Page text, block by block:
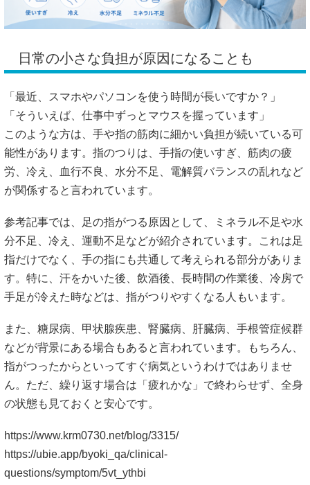
日常の小さな負担が原因になることも
「最近、スマホやパソコンを使う時間が長いですか？」
「そういえば、仕事中ずっとマウスを握っています」
このような方は、手や指の筋肉に細かい負担が続いている可
能性があります。指のつりは、手指の使いすぎ、筋肉の疲
労、冷え、血行不良、水分不足、電解質バランスの乱れなど
が関係すると言われています。
参考記事では、足の指がつる原因として、ミネラル不足や水
分不足、冷え、運動不足などが紹介されています。これは足
指だけでなく、手の指にも共通して考えられる部分がありま
す。特に、汗をかいた後、飲酒後、長時間の作業後、冷房で
手足が冷えた時などは、指がつりやすくなる人もいます。
また、糖尿病、甲状腺疾患、腎臓病、肝臓病、手根管症候群
などが背景にある場合もあると言われています。もちろん、
指がつったからといってすぐ病気というわけではありませ
ん。ただ、繰り返す場合は「疲れかな」で終わらせず、全身
の状態も見ておくと安心です。
https://www.krm0730.net/blog/3315/
https://ubie.app/byoki_qa/clinical-
questions/symptom/5vt_ythbi